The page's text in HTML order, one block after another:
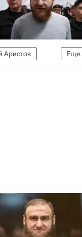
Еще
Аристов
суд